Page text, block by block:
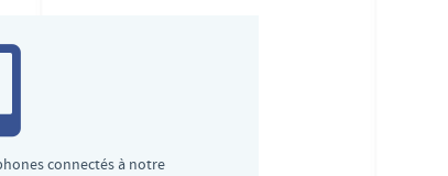
connectés à notre